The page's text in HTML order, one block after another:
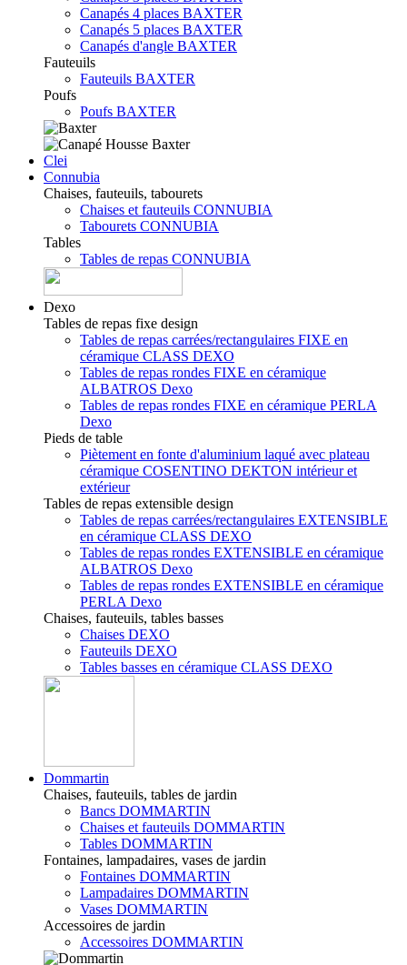
Canapés 4 places BAXTER
Canapés 5 places BAXTER
Canapés d'angle BAXTER
Fauteuils
Fauteuils BAXTER
Poufs
Poufs BAXTER
Clei
Connubia
Chaises, fauteuils, tabourets
Chaises et fauteuils CONNUBIA
Tabourets CONNUBIA
Tables
Tables de repas CONNUBIA
Dexo
Tables de repas fixe design
Tables de repas carrées/rectangulaires FIXE en
céramique CLASS DEXO
Tables de repas rondes FIXE en céramique
ALBATROS Dexo
Tables de repas rondes FIXE en céramique PERLA
Dexo
Pieds de table
Piètement en fonte d'aluminium laqué avec plateau
céramique COSENTINO DEKTON intérieur et
extérieur
Tables de repas extensible design
Tables de repas carrées/rectangulaires EXTENSIBLE
en céramique CLASS DEXO
Tables de repas rondes EXTENSIBLE en céramique
ALBATROS Dexo
Tables de repas rondes EXTENSIBLE en céramique
PERLA Dexo
Chaises, fauteuils, tables basses
Chaises DEXO
Fauteuils DEXO
Tables basses en céramique CLASS DEXO
Dommartin
Chaises, fauteuils, tables de jardin
Bancs DOMMARTIN
Chaises et fauteuils DOMMARTIN
Tables DOMMARTIN
Fontaines, lampadaires, vases de jardin
Fontaines DOMMARTIN
Lampadaires DOMMARTIN
Vases DOMMARTIN
Accessoires de jardin
Accessoires DOMMARTIN